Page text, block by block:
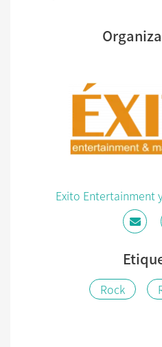
Exito Entertainment
Rock